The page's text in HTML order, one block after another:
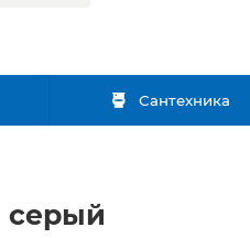
Сантехника
серый